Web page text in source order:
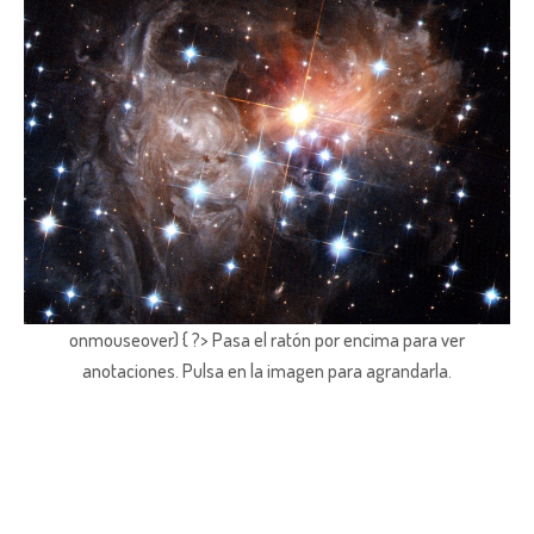
onmouseover) { ?> Pasa el ratón por encima para ver
anotaciones. Pulsa en la imagen para agrandarla.